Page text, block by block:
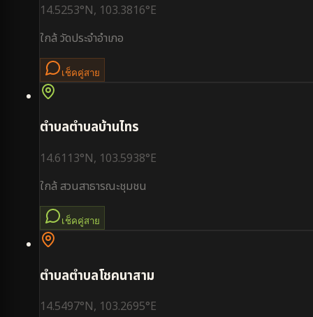
14.5253°N, 103.3816°E
ใกล้วัดประจำอำเภอ
เช็คคู่สาย
ตำบลตำบลบ้านไทร
14.6113°N, 103.5938°E
ใกล้สวนสาธารณะชุมชน
เช็คคู่สาย
ตำบลตำบลโชคนาสาม
14.5497°N, 103.2695°E